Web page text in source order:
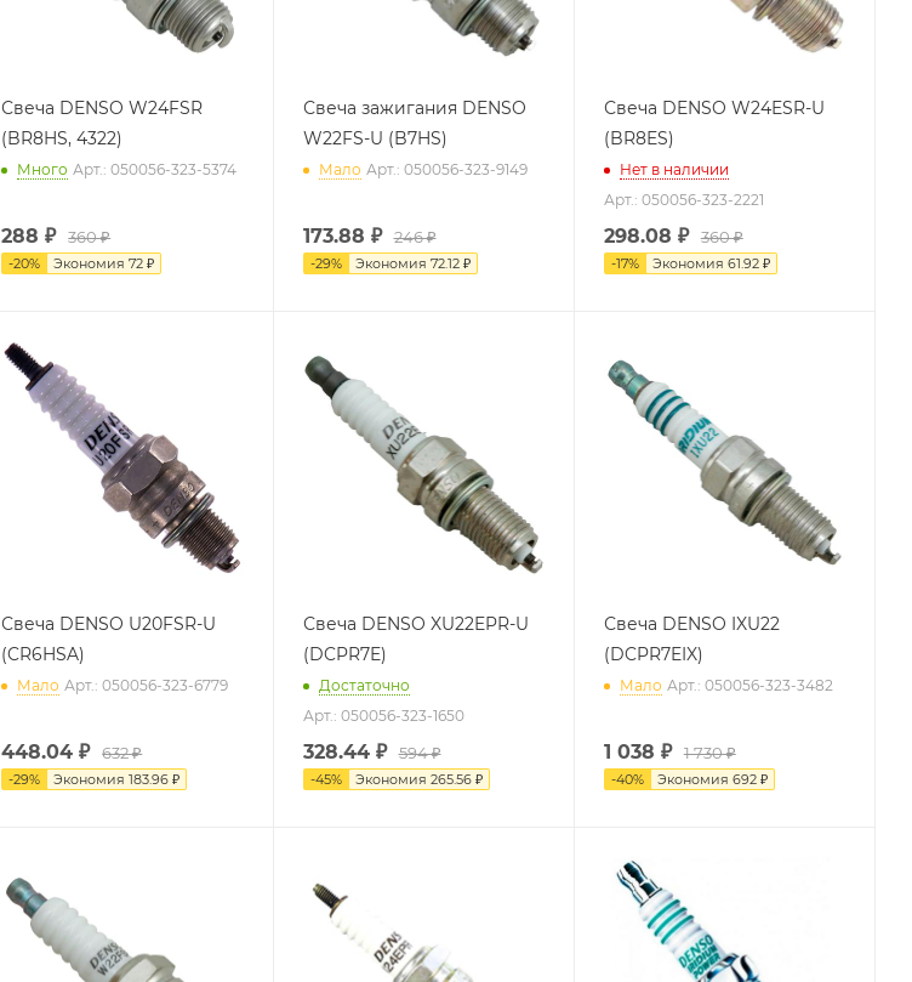
Свеча DENSO W24FSR
(BR8HS, 4322)
Много Арт.: 050056-323-5374
288 ₽ 360 ₽
-20% Экономия72 ₽
Свеча зажигания DENSO
W22FS-U (B7HS)
Мало Арт.: 050056-323-9149
173.88 ₽ 246 ₽
-29% Экономия 72.12 ₽
Свеча DENSO W24ESR-U
(BR8ES)
Нет в наличии
Арт.: 050056-323-2221
298.08 ₽ 360 ₽
-17% Экономия 61.92 ₽
Свеча DENSO U20FSR-U
(CR6HSA)
Мало Арт.: 050056-323-6779
448.04 ₽ 632 ₽
-29% Экономия183.96 ₽
Свеча DENSO XU22EPR-U
(DCPR7E)
Достаточно
Арт.: 050056-323-1650
328.44₽ 594 ₽
-45% Экономия 265.56 ₽
Свеча DENSO IXU22
(DCPR7EIX)
Мало Арт.: 050056-323-3482
1 038 ₽ 1 730 ₽
-40% Экономия 692 ₽